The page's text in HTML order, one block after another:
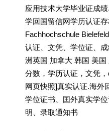
应用技术大学毕业证成
学回国留信网学历认证
Fachhochschule
认证、文凭、学位证、
洲英国 加拿大 韩国 美
分数，学历认证，文凭
网页快照]真实认证.海外
学位证书、囯外真实学
明、录取通知书